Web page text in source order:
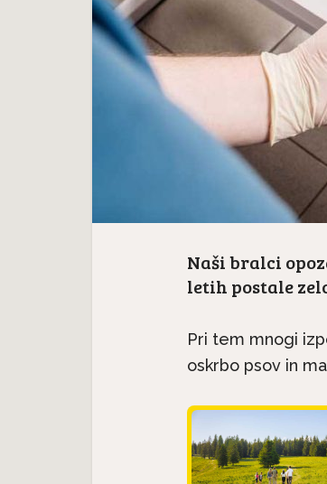
Naši bralci
letih postale
Pri tem mnogi
oskrbo psov in